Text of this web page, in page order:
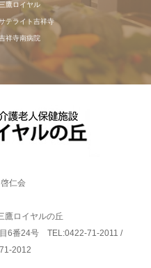
三鷹ロイヤル
テライト吉祥寺
祥寺南病院
仁会
療院
鷹ロイヤルの丘
6番24号 TEL:0422-71-2011 /
2012